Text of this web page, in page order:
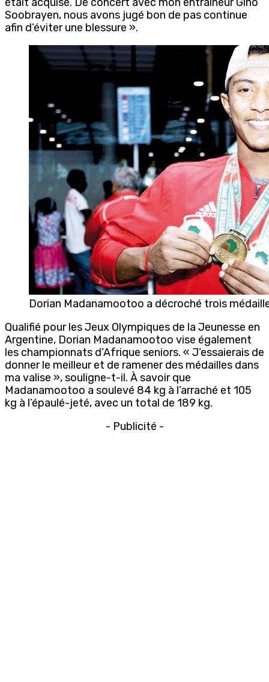
Soobrayen, nous avons jugé bon de pas continue
afin d’éviter une blessure ».
Dorian Madanamootoo a décroché trois
Qualifié pour les Jeux Olympiques de la Jeunesse en
Argentine, Dorian Madanamootoo vise également
les championnats d’Afrique seniors. « J’essaierais de
donner le meilleur et de ramener des médailles dans
ma valise », souligne-t-il. À savoir que
Madanamootoo a soulevé 84 kg à l’arraché et 105
kg à l’épaulé-jeté, avec un total de 189 kg.
- Publicité -